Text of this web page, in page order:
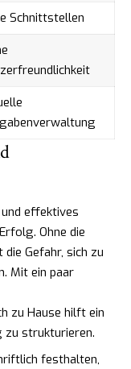
Schnittstellen
effektives
Ohne die
Gefahr, sich zu
Mit ein paar
zu Hause hilft ein
zu strukturieren.
festhalten,